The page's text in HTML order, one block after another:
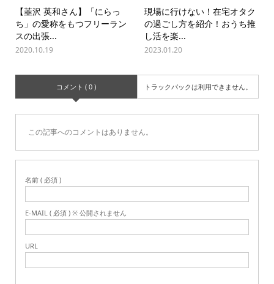
【韮沢 英和さん】「にらっ
ち」の愛称をもつフリーラン
スの出張...
2020.10.19
現場に行けない！在宅オタク
の過ごし方を紹介！おうち推
し活を楽...
2023.01.20
コメント ( 0 ) トラックバックは利用できません。
この記事へのコメントはありません。
名前 ( 必須 )
E-MAIL ( 必須 ) ※ 公開されません
URL